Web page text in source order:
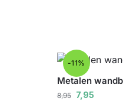
-11%
Metalen
8,95 7,95